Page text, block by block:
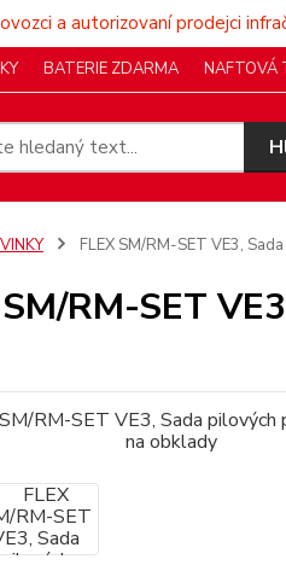
a autorizovaní prodejci
BATERIE ZDARMA NAFTOVÁ
FLEX SM/RM-SET VE3,
SM/RM-SET